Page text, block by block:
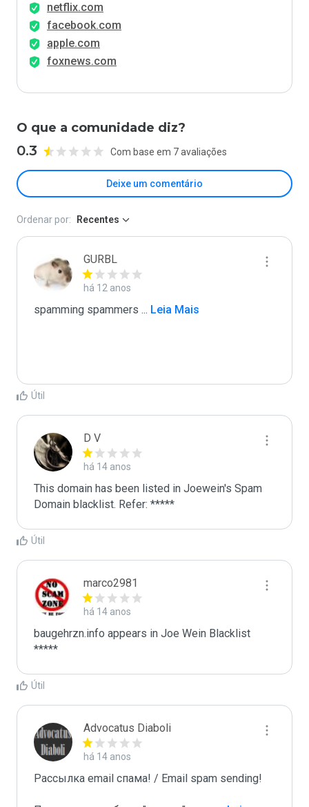
netflix.com
facebook.com
apple.com
foxnews.com
O que a comunidade diz?
0.3 Com base em 7 avaliações
Deixe um comentário
Ordenar por: Recentes
GURBL
há 12 anos
spamming spammers ... Leia Mais
Útil
D V
há 14 anos
This domain has been listed in Joewein's Spam
Domain blacklist. Refer: *****
Útil
marco2981
há 14 anos
baugehrzn.info appears in Joe Wein Blacklist
*****
Útil
Advocatus Diaboli
há 14 anos
Рассылка email спама! / Email spam sending!